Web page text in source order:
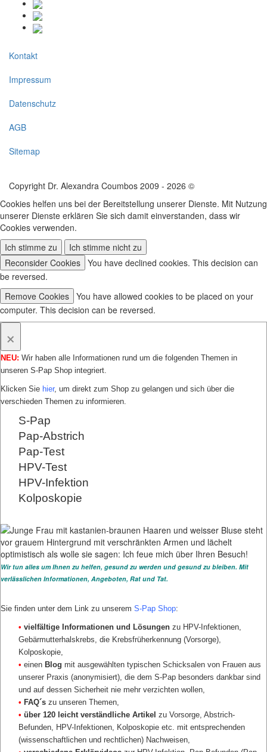
Kontakt
Impressum
Datenschutz
AGB
Sitemap
Copyright Dr. Alexandra Coumbos 2009 - 2026 ©
Cookies helfen uns bei der Bereitstellung unserer Dienste. Mit Nutzung
unserer Dienste erklären Sie sich damit einverstanden, dass wir
Cookies verwenden.
Ich stimme zu
Ich stimme nicht zu
Reconsider Cookies You have declined cookies. This decision can
be reversed.
Remove Cookies You have allowed cookies to be placed on your
computer. This decision can be reversed.
×
NEU: Wir haben alle Informationen rund um die folgenden Themen in
unseren S-Pap Shop integriert.
Klicken Sie hier, um direkt zum Shop zu gelangen und sich über die
verschieden Themen zu informieren.
S-Pap
Pap-Abstrich
Pap-Test
HPV-Test
HPV-Infektion
Kolposkopie
Wir tun alles um Ihnen zu helfen, gesund zu werden und gesund zu bleiben. Mit
verlässlichen Informationen, Angeboten, Rat und Tat.
Sie finden unter dem Link zu unserem S-Pap Shop:
• vielfältige Informationen und Lösungen zu HPV-Infektionen,
Gebärmutterhalskrebs, die Krebsfrüherkennung (Vorsorge),
Kolposkopie,
• einen Blog mit ausgewählten typischen Schicksalen von Frauen aus
unserer Praxis (anonymisiert), die dem S-Pap besonders dankbar sind
und auf dessen Sicherheit nie mehr verzichten wollen,
• FAQ´s zu unseren Themen,
• über 120 leicht verständliche Artikel zu Vorsorge, Abstrich-
Befunden, HPV-Infektionen, Kolposkopie etc. mit entsprechenden
(wissenschaftlichen und rechtlichen) Nachweisen,